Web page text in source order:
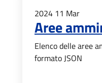
2024 11 Mar
Aree
Elenco delle aree
formato JSON